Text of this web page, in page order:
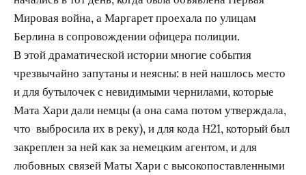
Мировая война, а Маргарет проехала по улицам
Берлина в сопровождении офицера полиции.
В этой драматической истории многие события
чрезвычайно запутаны и неясны: в ней нашлось место
и для бутылочек с невидимыми чернилами, которые
Мата Хари дали немцы (а она сама потом утверждала,
что выбросила их в реку), и для кода Н21, который был
закреплен за ней как за немецким агентом, и для
любовных связей Маты Хари с высокопоставленными